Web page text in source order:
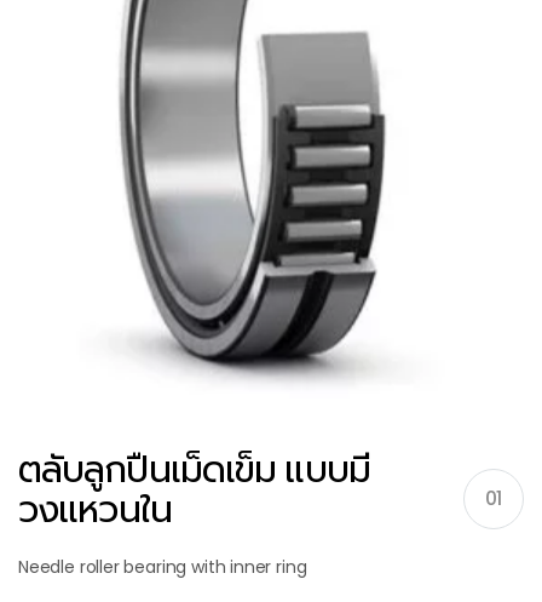
ตลับลูกปืนเม็ดเข็ม แบบมี
วงแหวนใน 01
Needle roller bearing with inner ring